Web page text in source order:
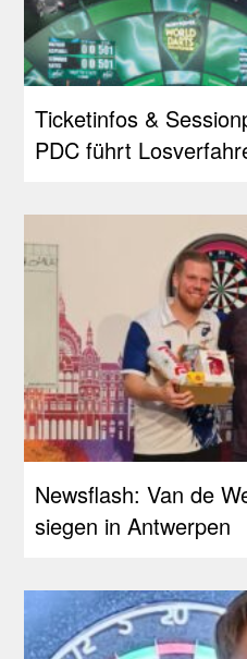
Ticketinfos &
PDC führt
Newsflash: Van de
siegen in Antwerpen